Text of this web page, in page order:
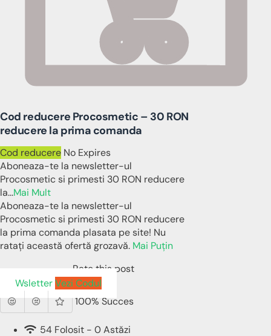
Cod reducere Procosmetic – 30 RON
reducere la prima comanda
Cod reducere No Expires
Aboneaza-te la newsletter-ul
Procosmetic si primesti 30 RON reducere
la...Mai Mult
Aboneaza-te la newsletter-ul
Procosmetic si primesti 30 RON reducere
la prima comanda plasata pe site! Nu
ratați această ofertă grozavă. Mai Puțin
Rate this post
WsletterVezi Codul
100% Succes
54 Folosit - 0 Astăzi